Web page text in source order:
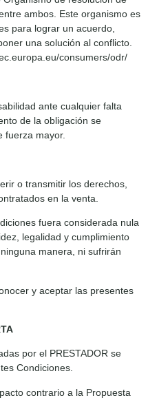
ambos. Este organismo es
para lograr un acuerdo,
una solución al conflicto.
consumers/odr/
ante cualquier falta
de la obligación se
fuerza mayor.
o transmitir los derechos,
en la venta.
fuera considerada nula
legalidad y cumplimiento
manera, ni sufrirán
y aceptar las presentes
por el PRESTADOR se
Condiciones.
contrario a la Propuesta